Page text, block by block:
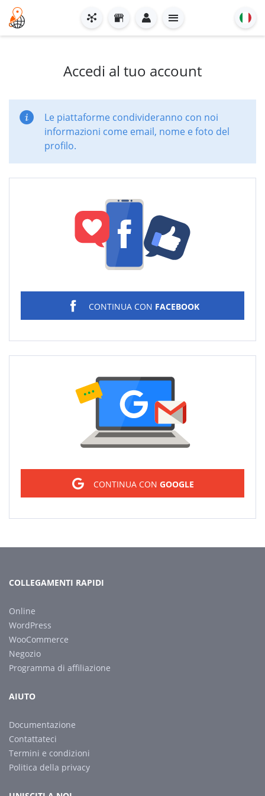
Accedi al tuo account
Le piattaforme condivideranno con noi
informazioni come email, nome e foto del
profilo.
CONTINUA CON FACEBOOK
CONTINUA CON GOOGLE
COLLEGAMENTI RAPIDI
Online
WordPress
WooCommerce
Negozio
Programma di affiliazione
AIUTO
Documentazione
Contattateci
Termini e condizioni
Politica della privacy